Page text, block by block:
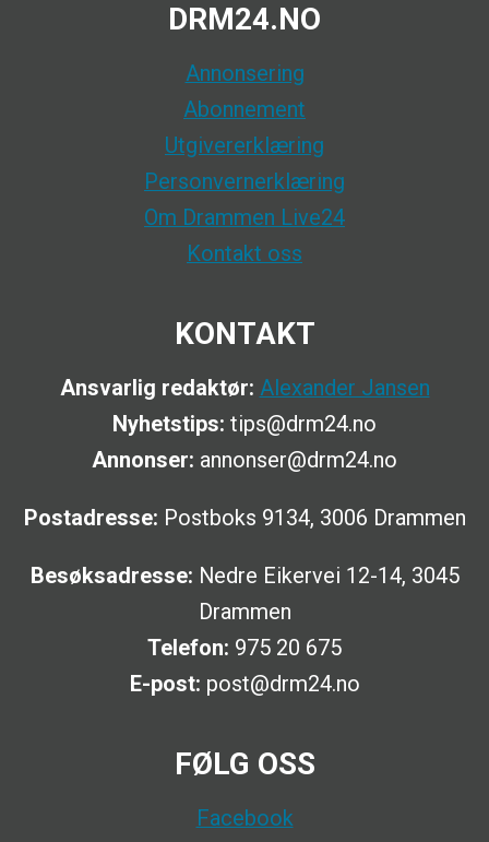
DRM24.NO
Annonsering
Abonnement
Utgivererklæring
Personvernerklæring
Om Drammen Live24
Kontakt oss
KONTAKT
Ansvarlig redaktør: Alexander Jansen
Nyhetstips: tips@drm24.no
Annonser: annonser@drm24.no
Postadresse: Postboks 9134, 3006 Drammen
Besøksadresse: Nedre Eikervei 12-14, 3045
Drammen
Telefon: 975 20 675
E-post: post@drm24.no
FØLG OSS
Facebook